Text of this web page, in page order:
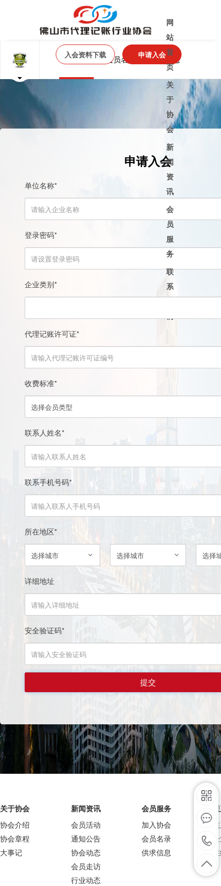
网
站
首
页
关
于
协
会
协会介绍
新
闻
资
讯通知公告
协会动态
会员走访
行业动态
政策资讯
党建工作
会
员
服
务
联
系
们
联系方式
企业招聘
在线留言
入会资料下载 申请入会
加入协会 会员名录 供求信息
申请入会
单位名称*
登录密码*
企业类别*
代理记账许可证*
收费标准*
联系人姓名*
联系手机号码*
所在地区*
详细地址
安全验证码*
关于协会
协会介绍
协会章程
大事记
新闻资讯
会员活动
通知公告
协会动态
会员走访
行业动态
会员服务
加入协会
会员名录
供求信息